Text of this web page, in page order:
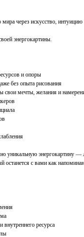
через искусство,
энергокартины.
и опоры
без опыта рисования
свои мечты, желания и
уникальную энергокартину
останется с вами как
внутреннего ресурса